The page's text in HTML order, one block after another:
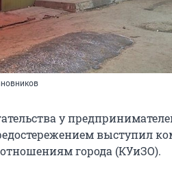
у
выступил
города (КУиЗО).